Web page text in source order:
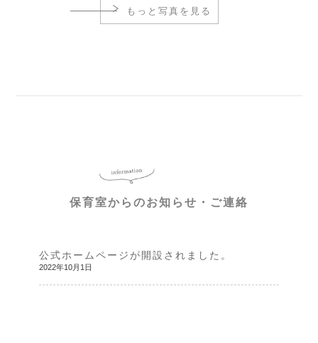
もっと写真を見る
保育室からのお知らせ・ご連絡
公式ホームページが開設されました。
2022年10月1日